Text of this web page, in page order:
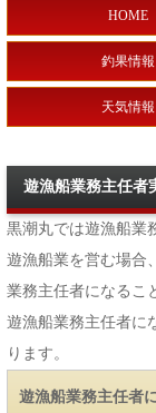
HOME
釣果情報
天気情報
遊漁船業務主任者
黒潮丸では遊漁船業
遊漁船業を営む場合
業務主任者になるこ
遊漁船業務主任者に
ります。
遊漁船業務主任者